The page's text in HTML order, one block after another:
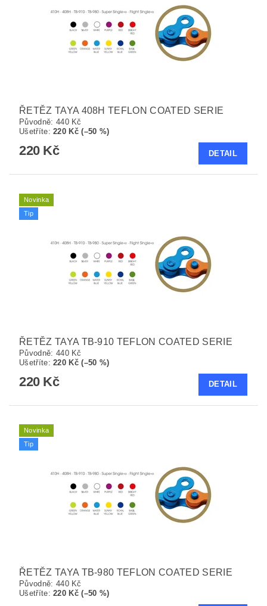
ŘETĚZ TAYA 408H TEFLON COATED SERIE
Původně: 440 Kč
Ušetříte:220 Kč (–50 %)
220 Kč DETAIL
Novinka
Tip
ŘETĚZ TAYA TB-910 TEFLON COATED SERIE
Původně: 440 Kč
Ušetříte:220 Kč (–50 %)
220 Kč DETAIL
Novinka
Tip
ŘETĚZ TAYA TB-980 TEFLON COATED SERIE
Původně: 440 Kč
Ušetříte:220 Kč (–50 %)